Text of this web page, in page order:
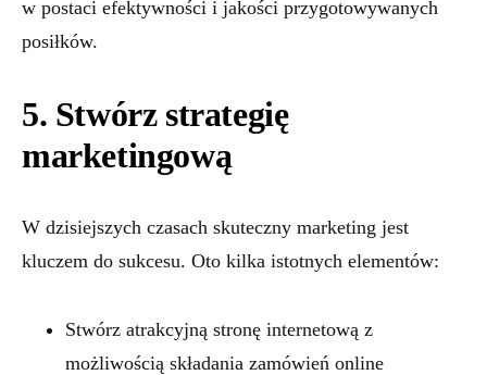
w postaci efektywności i jakości przygotowywanych
posiłków.
5. Stwórz strategię
marketingową
W dzisiejszych czasach skuteczny marketing jest
kluczem do sukcesu. Oto kilka istotnych elementów:
Stwórz atrakcyjną stronę internetową z
możliwością składania zamówień online